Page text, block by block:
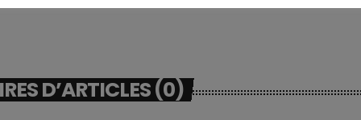
D’ARTICLES (0)